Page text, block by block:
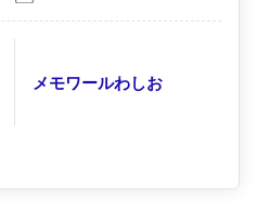
メモワールわしお